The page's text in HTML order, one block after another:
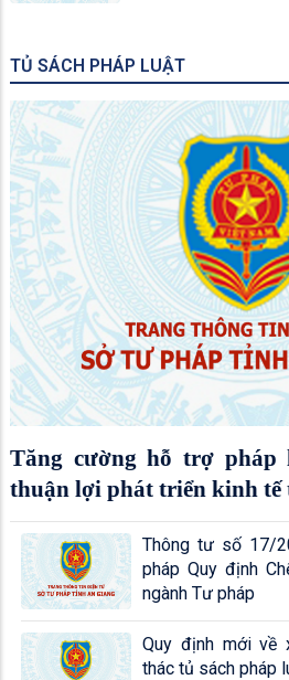
TỦ SÁCH PHÁP LUẬT
Tăng cường hỗ trợ
thuận lợi phát triển kinh tế
Thông tư số 17/
pháp Quy định
ngành Tư pháp
Quy định mới về
thác tủ sách pháp